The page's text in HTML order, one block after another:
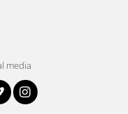
media